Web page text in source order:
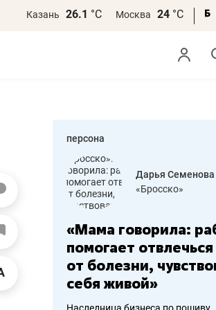
Казань 26.1 °С Москва 24 °С
персона
Дарья Семенова
«Бросско»
«Мама говорила:
помогает отвлечься
от болезни,
себя живой»